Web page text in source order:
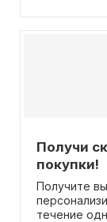
Получи
покупки!
Получите
течение